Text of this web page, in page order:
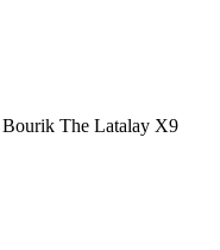
The Latalay X9